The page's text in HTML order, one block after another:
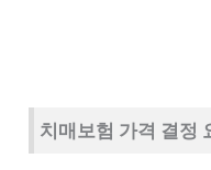
치매보험 가격 결정